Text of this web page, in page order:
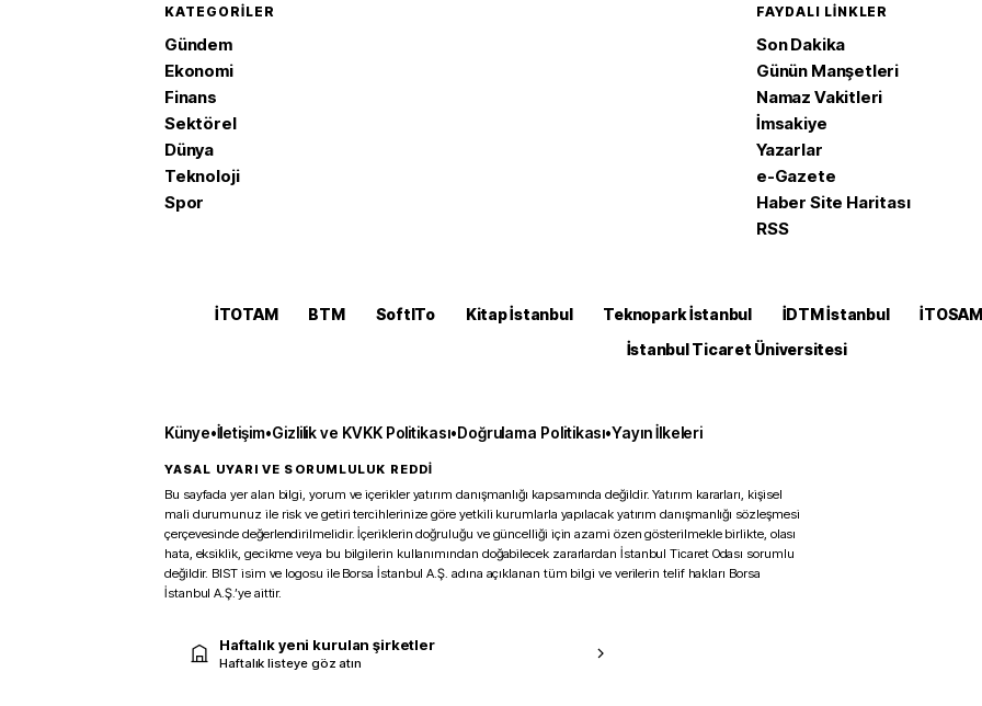
KATEGORILER
Gündem
Ekonomi
Finans
Sektörel
Dünya
Teknoloji
Spor
FAYDALI LINKLER
Son Dakika
Günün Manşetleri
Namaz Vakitleri
İmsakiye
Yazarlar
e-Gazete
Haber Site Haritası
RSS
İTOTAM BTM SoftITo Kitap İstanbul Teknopark İstanbul İDTM İstanbul İTOSAM
İstanbul Ticaret Üniversitesi
Künye•İletişim•Gizlilik ve KVKK Politikası•Doğrulama Politikası•Yayın İlkeleri
YASAL UYARI VE SORUMLULUK REDDİ
Bu sayfada yer alan bilgi, yorum ve içerikler yatırım danışmanlığı kapsamında değildir. Yatırım kararları, kişisel
mali durumunuz ile risk ve getiri tercihlerinize göre yetkili kurumlarla yapılacak yatırım danışmanlığı sözleşmesi
çerçevesinde değerlendirilmelidir. İçeriklerin doğruluğu ve güncelliği için azami özen gösterilmekle birlikte, olası
hata, eksiklik, gecikme veya bu bilgilerin kullanımından doğabilecek zararlardan İstanbul Ticaret Odası sorumlu
değildir. BIST isim ve logosu ile Borsa İstanbul A.Ş. adına açıklanan tüm bilgi ve verilerin telif hakları Borsa
İstanbul A.Ş.’ye aittir.
Haftalık yeni kurulan şirketler
Haftalık listeye göz atın